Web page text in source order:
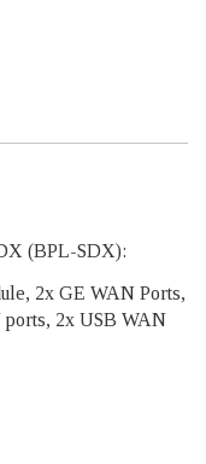
(BPL-SDX):
2x GE WAN Ports,
2x USB WAN